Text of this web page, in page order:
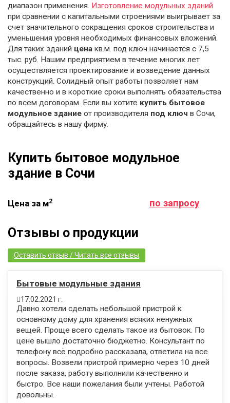
диапазон применения. Изготовление модульных зданий
при сравнении с капитальными строениями выигрывает за
счет значительного сокращения сроков строительства и
уменьшения уровня необходимых финансовых вложений.
Для таких зданий цена кв.м. под ключ начинается с 7,5
тыс. руб. Нашим предприятием в течение многих лет
осуществляется проектирование и возведение данных
конструкций. Солидный опыт работы позволяет нам
качественно и в короткие сроки выполнять обязательства
по всем договорам. Если вы хотите купить бытовое
модульное здание от производителя под ключ в Сочи,
обращайтесь в нашу фирму.
Купить бытовое модульное
здание в Сочи
Цена за м2 по запросу
Отзывы о продукции
Оставить отзыв / Читать все отзывы
Бытовые модульные здания
17.02.2021 г.
Давно хотели сделать небольшой пристрой к
основному дому для хранения всяких ненужных
вещей. Проще всего сделать такое из бытовок. По
цене вышло достаточно бюджетно. Консультант по
телефону всё подробно рассказала, ответила на все
вопросы. Возвели пристрой примерно через 10 дней
после заказа, работу выполнили качественно и
быстро. Все наши пожелания были учтены. Работой
довольны.